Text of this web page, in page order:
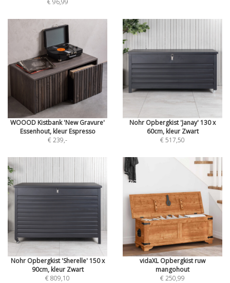
€ 96,99
WOOOD Kistbank 'New Gravure'
Essenhout, kleur Espresso
€ 239,-
Nohr Opbergkist 'Janay' 130 x
60cm, kleur Zwart
€ 517,50
Nohr Opbergkist 'Sherelle' 150 x
90cm, kleur Zwart
€ 809,10
vidaXL Opbergkist ruw
mangohout
€ 250,99